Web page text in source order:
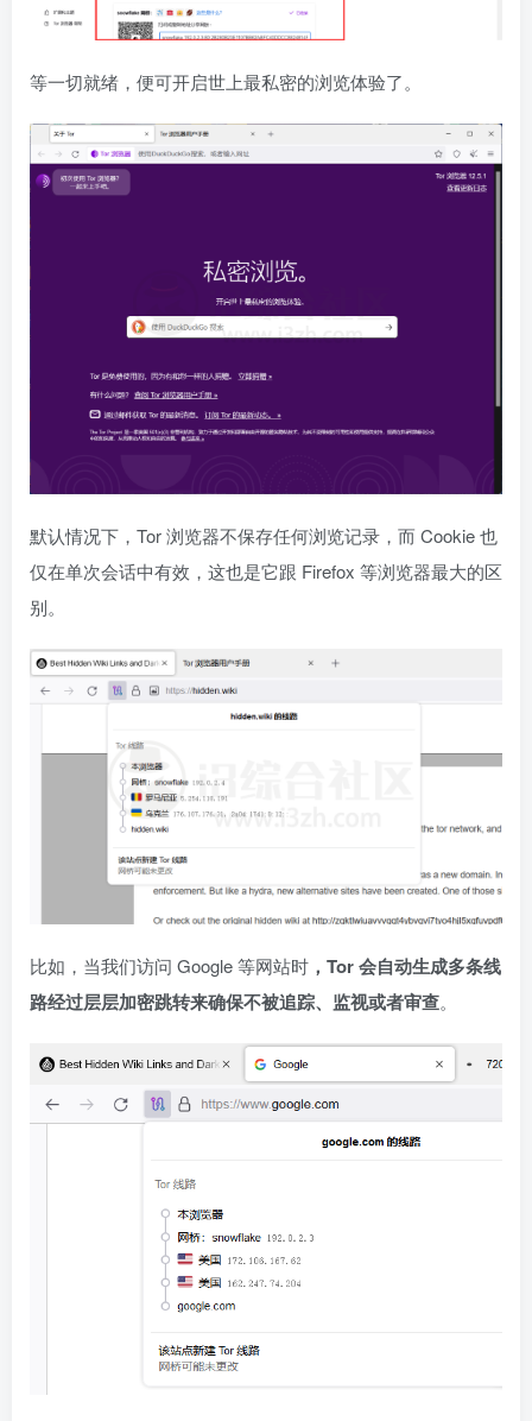
等一切就绪，便可开启世上最私密的浏览体验了。
默认情况下，Tor 浏览器不保存任何浏览记录，而 Cookie 也
仅在单次会话中有效，这也是它跟 Firefox 等浏览器最大的区
别。
比如，当我们访问 Google 等网站时 ，Tor 会自动生成多条线
路经过层层加密跳转来确保不被追踪、监视或者审查。